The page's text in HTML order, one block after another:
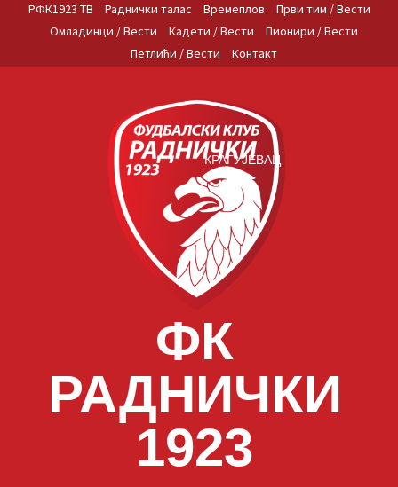
РФК1923 ТВ Раднички талас Времеплов
Први тим / Вести
Омладинци / Вести
Кадети / Вести
Пионири / Вести
Петлићи / Вести
Контакт
ФК
РАДНИЧКИ
1923
КРАГУЈЕВАЦ